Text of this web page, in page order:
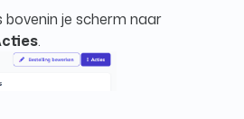
je scherm naar
.